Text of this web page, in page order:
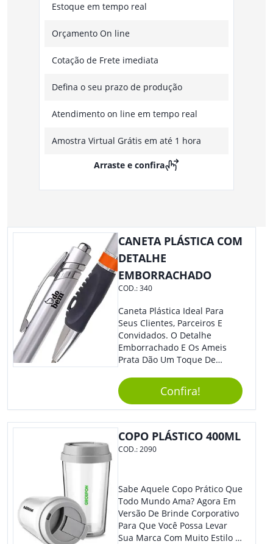
Estoque em tempo real
Orçamento On line
Cotação de Frete imediata
Defina o seu prazo de produção
Atendimento on line em tempo real
Amostra Virtual Grátis em até 1 hora
Arraste e confira
CANETA PLÁSTICA COM
DETALHE
EMBORRACHADO
COD.:340
Caneta Plástica Ideal Para
Seus Clientes, Parceiros E
Convidados. O Detalhe
Emborrachado E Os Ameis
Prata Dão Um Toque De
Acionamento Por Clique.
Confira!
COPO PLÁSTICO 400ML
COD.:2090
Sabe Aquele Copo Prático Que
Todo Mundo Ama? Agora Em
Versão De Brinde Corporativo
Para Que Você Possa Levar
Sua Marca Com Muito Estilo E